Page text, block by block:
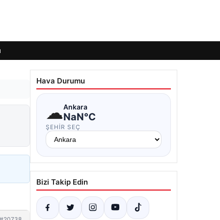
Hava Durumu
☁Ankara
NaN°C
ŞEHIR SEÇ
Bizi Takip Edin